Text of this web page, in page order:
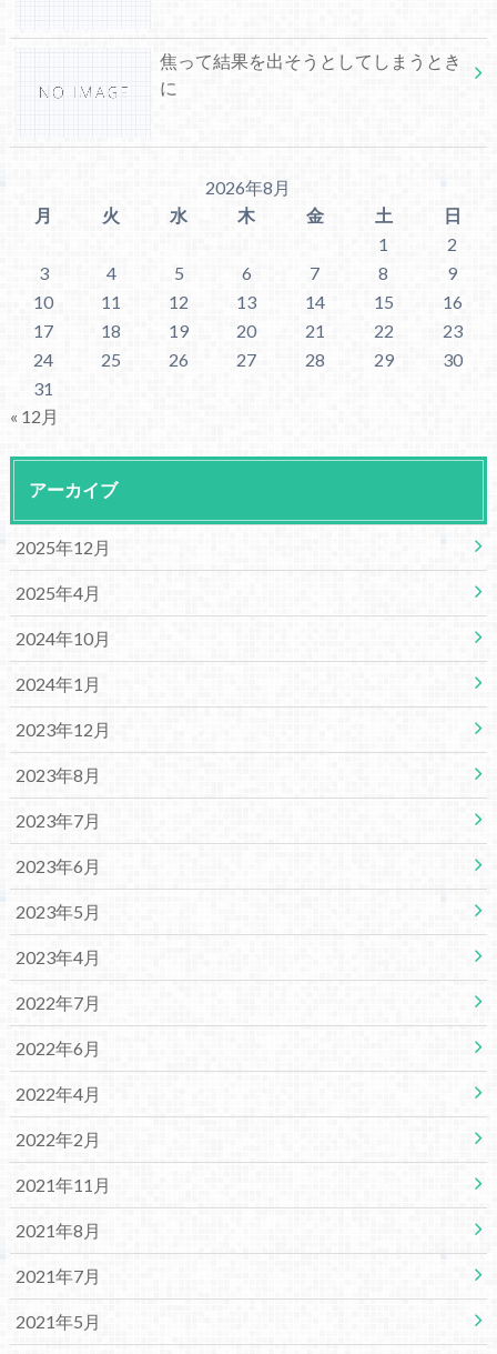
焦って結果を出そうとしてしまうとき
に
2026年8月
月
火 水 木 金 土
日
1
2
3
4 5 6 7 8
9
10
11 12 13 14 15
16
17
18 19 20 21 22
23
24
25 26 27 28 29
30
31
« 12月
アーカイブ
2025年12月
2025年4月
2024年10月
2024年1月
2023年12月
2023年8月
2023年7月
2023年6月
2023年5月
2023年4月
2022年7月
2022年6月
2022年4月
2022年2月
2021年11月
2021年8月
2021年7月
2021年5月